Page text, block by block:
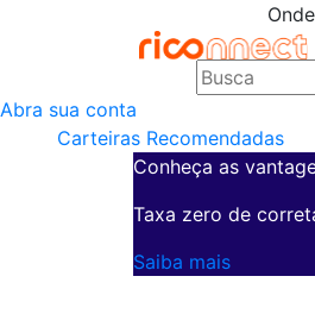
Abra sua conta
Carteiras Recomendadas
Conheça as
Taxa zero de
Saiba mais